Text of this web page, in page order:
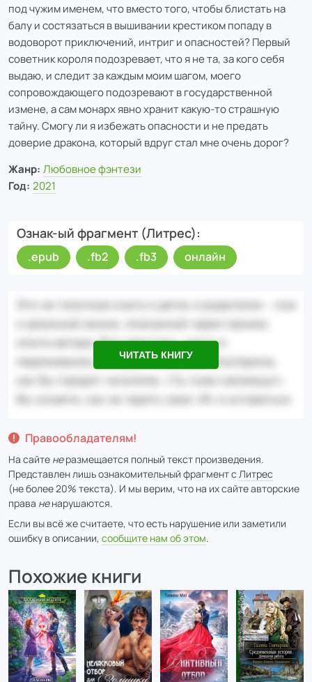
под чужим именем, что вместо того, чтобы блистать на
балу и состязаться в вышивании крестиком попаду в
водоворот приключений, интриг и опасностей? Первый
советник короля подозревает, что я не та, за кого себя
выдаю, и следит за каждым моим шагом, моего
сопровождающего подозревают в государственной
измене, а сам монарх явно хранит какую-то страшную
тайну. Смогу ли я избежать опасности и не предать
доверие дракона, который вдруг стал мне очень дорог?
Жанр: Любовное фэнтези
Год: 2021
Ознак-ый фрагмент (Литрес)
.epub .fb2 .fb3 онлайн
ЧИТАТЬ КНИГУ
Правообладателям!
На сайте неразмещается полный текст произведения.
Представлен лишь ознакомительный фрагмент с Литрес
(не более 20% текста). И мы верим, что на их сайте авторские
права ненарушаются.
Если вы всё же считаете, что есть нарушение или заметили
ошибку в описании, сообщите нам об этом.
Похожие книги